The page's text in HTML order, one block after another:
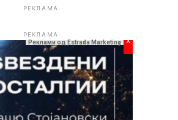
издание на ‘Макфест’ – четири
песна
РЕКЛАМА
РЕКЛАМА
Реклами од Estrada Marketing x